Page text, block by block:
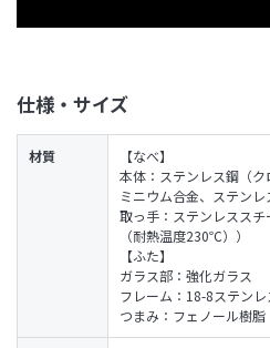
仕様・サイズ
材質
【なべ】
本体：ステンレス鋼（
ミニウム合金、ステンレ
取っ手：ステンレスス
（耐熱温度230℃））
【ふた】
ガラス部：強化ガラス
フレーム：18-8ステン
つまみ：フェノール樹